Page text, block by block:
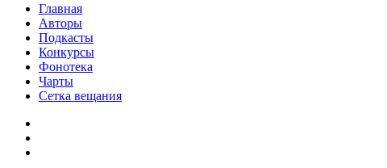
Главная
Авторы
Подкасты
Конкурсы
Фонотека
Чарты
Сетка вещания